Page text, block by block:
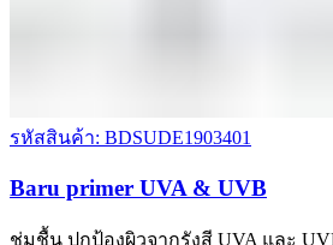
รหัสสินค้า: BDSUDE1903401
Baru primer UVA & UVB
ชุ่มชื้น ปกป้องผิวจากรังสี UVA และ